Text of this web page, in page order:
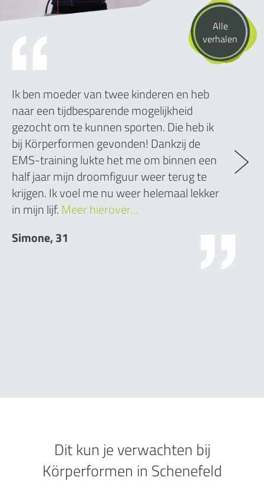
Alle
verhalen
Ik ben moeder van twee kinderen en heb
naar een tijdbesparende mogelijkheid
gezocht om te kunnen sporten. Die heb ik
bij Körperformen gevonden! Dankzij de
EMS-training lukte het me om binnen een
half jaar mijn droomfiguur weer terug te
krijgen. Ik voel me nu weer helemaal lekker
in mijn lijf.Meer hierover…
Simone, 31
Dit kun je verwachten bij
Körperformen in Schenefeld